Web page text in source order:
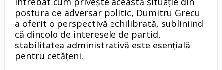
postura de adversar politic, Dumitru Grecu
a oferit o perspectivă echilibrată, subliniind
că dincolo de interesele de partid,
stabilitatea administrativă este esențială
pentru cetățeni.